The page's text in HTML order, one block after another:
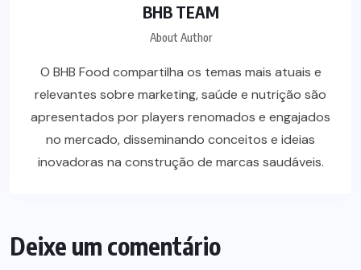
BHB TEAM
About Author
O BHB Food compartilha os temas mais atuais e
relevantes sobre marketing, saúde e nutrição são
apresentados por players renomados e engajados
no mercado, disseminando conceitos e ideias
inovadoras na construção de marcas saudáveis.
Deixe um comentário